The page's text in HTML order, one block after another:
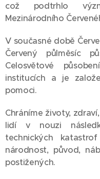
což podtrhlo
Mezinárodního
V současné době
Červený půlměsíc
Celosvětové
institucích a je
pomoci.
Chráníme životy,
lidí v nouzi
technických
národnost, původ,
postižených.